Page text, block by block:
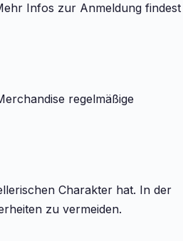
Infos zur Anmeldung findest
regelmäßige
Charakter hat. In der
zu vermeiden.